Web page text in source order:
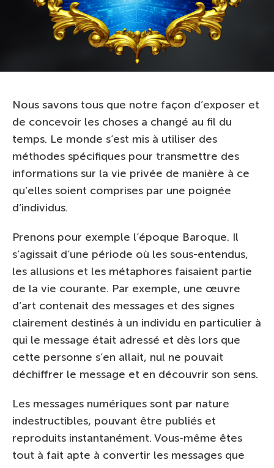
Nous savons tous que notre façon d’exposer et
de concevoir les choses a changé au fil du
temps. Le monde s’est mis à utiliser des
méthodes spécifiques pour transmettre des
informations sur la vie privée de manière à ce
qu’elles soient comprises par une poignée
d’individus.
Prenons pour exemple l’époque Baroque. Il
s’agissait d’une période où les sous-entendus,
les allusions et les métaphores faisaient partie
de la vie courante. Par exemple, une œuvre
d’art contenait des messages et des signes
clairement destinés à un individu en particulier à
qui le message était adressé et dès lors que
cette personne s’en allait, nul ne pouvait
déchiffrer le message et en découvrir son sens.
Les messages numériques sont par nature
indestructibles, pouvant être publiés et
reproduits instantanément. Vous-même êtes
tout à fait apte à convertir les messages que